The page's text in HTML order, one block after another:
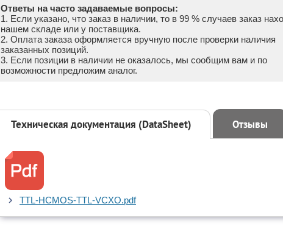
Ответы на часто задаваемые вопросы:
1. Если указано, что заказ в наличии, то в 99 % случаев заказ
нашем складе или у поставщика.
2. Оплата заказа оформляется вручную после проверки наличия
заказанных позиций.
3. Если позиции в наличии не оказалось, мы сообщим вам и по
возможности предложим аналог.
Техническая документация (DataSheet) Отзывы
TTL-HCMOS-TTL-VCXO.pdf